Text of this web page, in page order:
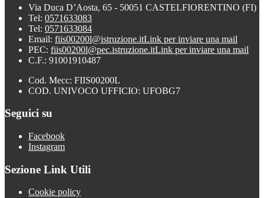
Via Duca D’Aosta, 65 - 50051 CASTELFIORENTINO (FI)
Tel: 0571633083
Tel: 0571633084
Email: fiis00200l@istruzione.itLink per inviare una mail
PEC: fiis00200l@pec.istruzione.itLink per inviare una mail
C.F.: 91001910487
Cod. Mecc: FIIS00200L
COD. UNIVOCO UFFICIO: UFOBG7
Seguici su
Facebook
Instagram
Sezione Link Utili
Cookie policy